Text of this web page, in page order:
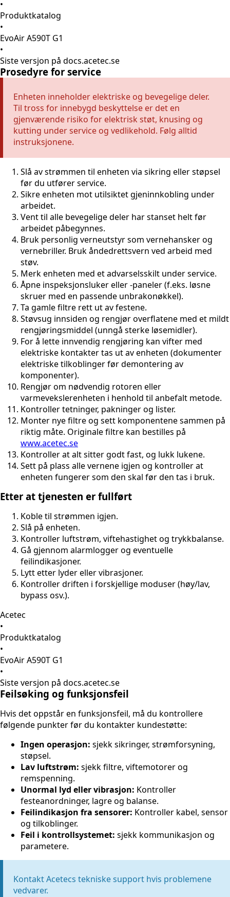
•
Produktkatalog
•
EvoAir A590T G1
•
Siste versjon på docs.acetec.se
Prosedyre for service
Enheten inneholder elektriske og bevegelige deler.
Til tross for innebygd beskyttelse er det en
gjenværende risiko for elektrisk støt, knusing og
kutting under service og vedlikehold. Følg alltid
instruksjonene.
Slå av strømmen til enheten via sikring eller støpsel
før du utfører service.
Sikre enheten mot utilsiktet gjeninnkobling under
arbeidet.
Vent til alle bevegelige deler har stanset helt før
arbeidet påbegynnes.
Bruk personlig verneutstyr som vernehansker og
vernebriller. Bruk åndedrettsvern ved arbeid med
støv.
Merk enheten med et advarselsskilt under service.
Åpne inspeksjonsluker eller -paneler (f.eks. løsne
skruer med en passende unbrakonøkkel).
Ta gamle filtre rett ut av festene.
Støvsug innsiden og rengjør overflatene med et mildt
rengjøringsmiddel (unngå sterke løsemidler).
For å lette innvendig rengjøring kan vifter med
elektriske kontakter tas ut av enheten (dokumenter
elektriske tilkoblinger før demontering av
komponenter).
Rengjør om nødvendig rotoren eller
varmevekslerenheten i henhold til anbefalt metode.
Kontroller tetninger, pakninger og lister.
Monter nye filtre og sett komponentene sammen på
riktig måte. Originale filtre kan bestilles på
www.acetec.se
Kontroller at alt sitter godt fast, og lukk lukene.
Sett på plass alle vernene igjen og kontroller at
enheten fungerer som den skal før den tas i bruk.
Etter at tjenesten er fullført
Koble til strømmen igjen.
Slå på enheten.
Kontroller luftstrøm, viftehastighet og trykkbalanse.
Gå gjennom alarmlogger og eventuelle
feilindikasjoner.
Lytt etter lyder eller vibrasjoner.
Kontroller driften i forskjellige moduser (høy/lav,
bypass osv.).
Acetec
•
Produktkatalog
•
EvoAir A590T G1
•
Siste versjon på docs.acetec.se
Feilsøking og funksjonsfeil
Hvis det oppstår en funksjonsfeil, må du kontrollere
følgende punkter før du kontakter kundestøtte:
Ingen operasjon: sjekk sikringer, strømforsyning,
støpsel.
Lav luftstrøm: sjekk filtre, viftemotorer og
remspenning.
Unormal lyd eller vibrasjon: Kontroller
festeanordninger, lagre og balanse.
Feilindikasjon fra sensorer: Kontroller kabel, sensor
og tilkoblinger.
Feil i kontrollsystemet: sjekk kommunikasjon og
parametere.
Kontakt Acetecs tekniske support hvis problemene
vedvarer.